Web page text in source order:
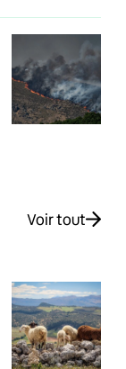
Voir tout